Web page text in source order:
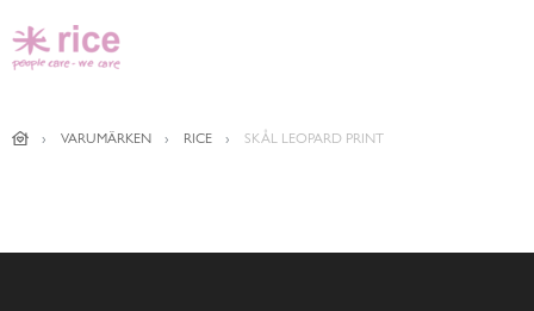
VARUMÄRKEN RICE SKÅL LEOPARD PRINT